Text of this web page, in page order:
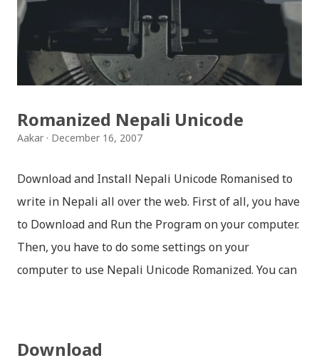
सकिन्छ । थिम हाम्रो नेपाली किबोर्डको यस संस्करणमा नयाँ किबोर्ड
थिम पनि थपिएको छ । हाम्रो नेपाली किबोर्डको सेटिङमा गएर आफूलाई
मन पर्ने थिम छान्न सकिन्छ । डार्क तथा लाइट गरेर हाललाई दुई
डिजाइनमा किबोर्ड थिम उपलब्ध छ । चलनचल्तिको “ब...
Romanized Nepali Unicode
Aakar December 16, 2007
Download and Install Nepali Unicode Romanised to
write in Nepali all over the web. First of all, you have
to Download and Run the Program on your computer.
Then, you have to do some settings on your
computer to use Nepali Unicode Romanized. You can
Download